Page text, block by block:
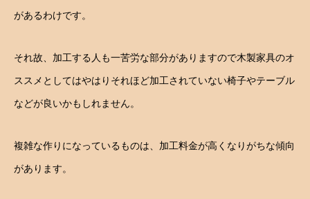
があるわけです。
それ故、加工する人も一苦労な部分がありますので木製家具のオ
ススメとしてはやはりそれほど加工されていない椅子やテーブル
などが良いかもしれません。
複雑な作りになっているものは、加工料金が高くなりがちな傾向
があります。